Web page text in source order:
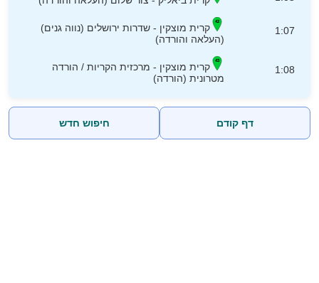
1:07
קרית מוצקין - שדרות ירושלים (נווה גנים)
(העלאה והורדה)
1:08
קרית מוצקין - מרכזית הקריות / הורדה
מטרונית (הורדה)
דף קודם חיפוש חדש